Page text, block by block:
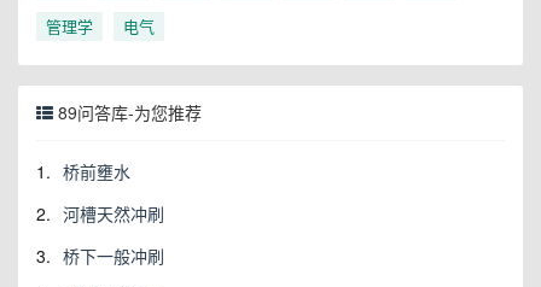
管理学
电气
89问答库-为您推荐
1. 桥前壅水
2. 河槽天然冲刷
3. 桥下一般冲刷